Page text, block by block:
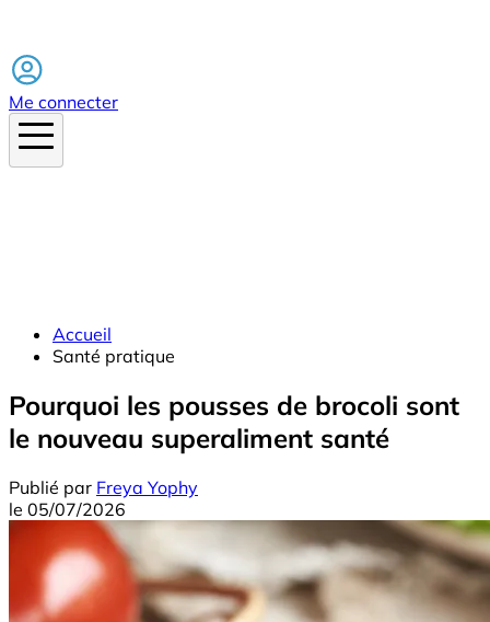
Me connecter
Accueil
Santé pratique
Pourquoi les pousses de brocoli sont
le nouveau superaliment santé
Publié par Freya Yophy
le 05/07/2026